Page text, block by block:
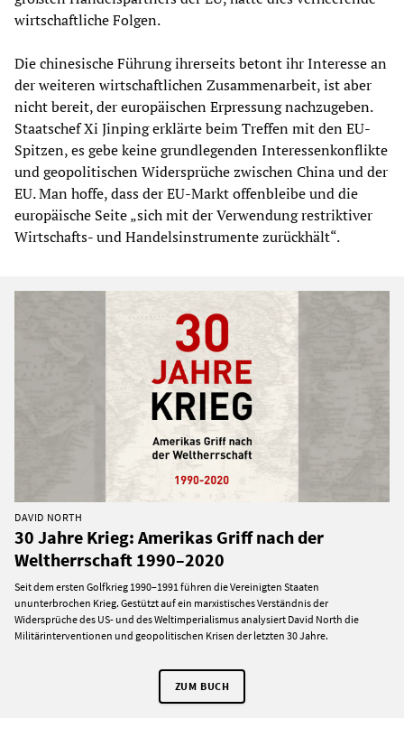
wirtschaftliche Folgen.
Die chinesische Führung ihrerseits betont ihr Interesse an
der weiteren wirtschaftlichen Zusammenarbeit, ist aber
nicht bereit, der europäischen Erpressung nachzugeben.
Staatschef Xi Jinping erklärte beim Treffen mit den EU-
Spitzen, es gebe keine grundlegenden Interessenkonflikte
und geopolitischen Widersprüche zwischen China und der
EU. Man hoffe, dass der EU-Markt offenbleibe und die
europäische Seite „sich mit der Verwendung restriktiver
Wirtschafts- und Handelsinstrumente zurückhält“.
DAVID NORTH
30 Jahre Krieg: Amerikas Griff nach der
Weltherrschaft 1990–2020
Seit dem ersten Golfkrieg 1990–1991 führen die Vereinigten Staaten
ununterbrochen Krieg. Gestützt auf ein marxistisches Verständnis der
Widersprüche des US- und des Weltimperialismus analysiert David North die
Militärinterventionen und geopolitischen Krisen der letzten 30 Jahre.
ZUM BUCH